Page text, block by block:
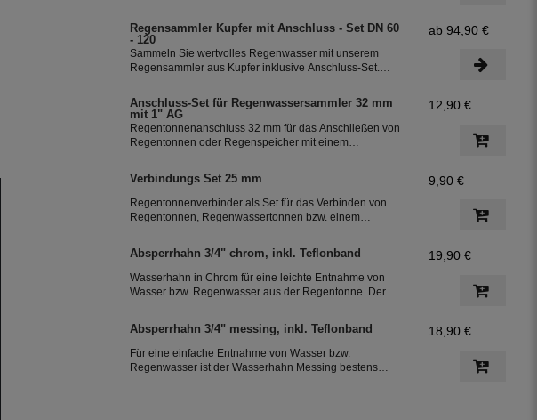
frostsicher und lässt sich durch das Schiebeteil einfach
ein- und ausbauen. Der flexible Schlauchanschluss mit
einer Länge von 350 mm macht die Installation
besonders einfach.
Regensammler Kupfer mit Anschluss - Set DN 60
- 120
Sammeln Sie wertvolles Regenwasser mit unserem
Regensammler aus Kupfer inklusive Anschluss-Set.
Regenwassers und ist einfach zu installieren. Damit
können Sie bis zu 85 % des anfallenden Regenwassers
sammeln und in Ihre Regentonne leiten.
ab 94,90 €
Anschluss-Set für Regenwassersammler 32 mm
mit 1" AG
Regentonnenanschluss 32 mm für das Anschließen von
Regentonnen oder Regenspeicher mit einem
12,90 €
Verbindungs Set 25 mm
Regentonnenverbinder als Set für das Verbinden von
Regentonnen, Regenwassertonnen bzw. einem
25 mm
9,90 €
Absperrhahn 3/4" chrom, inkl. Teflonband
Wasserhahn in Chrom für eine leichte Entnahme von
Wasser bzw. Regenwasser aus der Regentonne. Der
Teflonband dichtete das Gewinde des Auslaufhahn ab.
19,90 €
Absperrhahn 3/4" messing, inkl. Teflonband
Für eine einfache Entnahme von Wasser bzw.
Regenwasser ist der Wasserhahn Messing bestens
18,90 €